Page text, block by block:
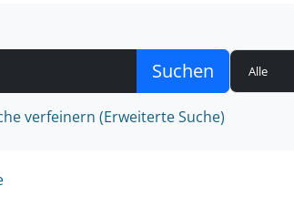
verfeinern (Erweiterte Suche)